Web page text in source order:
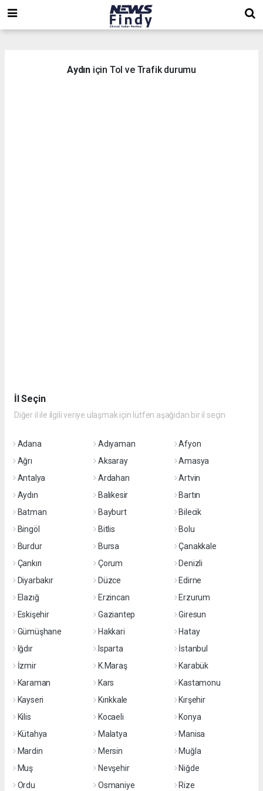
Aydın için Tol ve Trafik durumu
İl Seçin
Diğer il ile ilgili veriye ulaşmak için lütfen aşağıdan bir il seçin
Adana Adıyaman
Afyon
Ağrı
Aksaray
Amasya
Antalya
Ardahan
Artvin
Aydın
Balıkesir
Bartın
Batman
Bayburt
Bilecik
Bingöl
Bitlis
Bolu
Burdur
Bursa
Çanakkale
Çankırı
Çorum
Denizli
Diyarbakır
Düzce
Edirne
Elazığ
Erzincan
Erzurum
Eskişehir
Gaziantep
Giresun
Gümüşhane
Hakkari
Hatay
Iğdır
Isparta
İstanbul
İzmir
K.Maraş
Karabük
Karaman
Kars
Kastamonu
Kayseri
Kırıkkale
Kırşehir
Kilis
Kocaeli
Konya
Kütahya
Malatya
Manisa
Mardin
Mersin
Muğla
Muş
Nevşehir
Niğde
Ordu
Osmaniye Rize